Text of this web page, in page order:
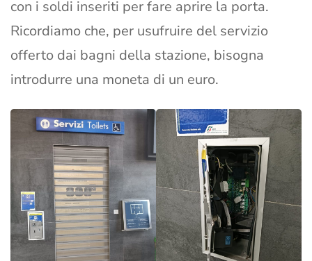
con i soldi inseriti per fare aprire la porta.
Ricordiamo che, per usufruire del servizio
offerto dai bagni della stazione, bisogna
introdurre una moneta di un euro.